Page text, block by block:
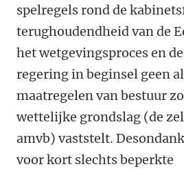
spelregels rond de
terughoudendheid van de
het wetgevingsproces en
regering in beginsel geen
maatregelen van bestuur
wettelijke grondslag (de
amvb) vaststelt.
voor kort slechts beperkte